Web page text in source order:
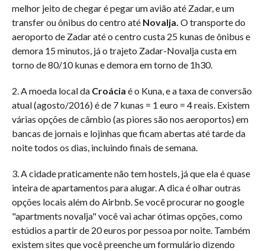
melhor jeito de chegar é pegar um avião até Zadar, e um
transfer ou ônibus do centro até Novalja. O transporte do
aeroporto de Zadar até o centro custa 25 kunas de ônibus e
demora 15 minutos, já o trajeto Zadar-Novalja custa em
torno de 80/10 kunas e demora em torno de 1h30.
2. A moeda local da Croácia é o Kuna, e a taxa de conversão
atual (agosto/2016) é de 7 kunas = 1 euro = 4 reais. Existem
várias opções de câmbio (as piores são nos aeroportos) em
bancas de jornais e lojinhas que ficam abertas até tarde da
noite todos os dias, incluindo finais de semana.
3. A cidade praticamente não tem hostels, já que ela é quase
inteira de apartamentos para alugar. A dica é olhar outras
opções locais além do Airbnb. Se você procurar no google
"apartments novalja" você vai achar ótimas opções, como
estúdios a partir de 20 euros por pessoa por noite. Também
existem sites que você preenche um formulário dizendo